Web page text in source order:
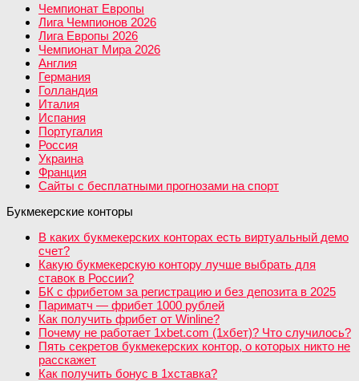
Чемпионат Европы
Лига Чемпионов 2026
Лига Европы 2026
Чемпионат Мира 2026
Англия
Германия
Голландия
Италия
Испания
Португалия
Россия
Украина
Франция
Сайты с бесплатными прогнозами на спорт
Букмекерские конторы
В каких букмекерских конторах есть виртуальный демо
счет?
Какую букмекерскую контору лучше выбрать для
ставок в России?
БК с фрибетом за регистрацию и без депозита в 2025
Париматч — фрибет 1000 рублей
Как получить фрибет от Winline?
Почему не работает 1xbet.com (1хбет)? Что случилось?
Пять секретов букмекерских контор, о которых никто не
расскажет
Как получить бонус в 1хставка?